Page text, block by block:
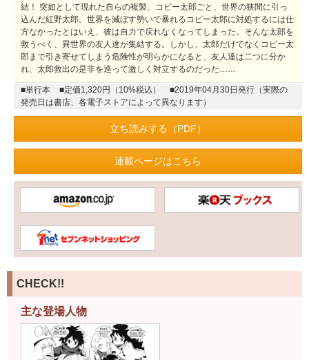
結！ 突如として現れた自らの複製、コピー太郎ごと、世界の狭間に引っ
込んだ紅野太郎。世界を滅ぼす勢いで暴れるコピー太郎に対処するには仕
方なかったとはいえ、彼は自力で戻れなくなってしまった。そんな太郎を
救うべく、異世界の友人達が集結する。しかし、太郎だけでなくコピー太
郎まで引き寄せてしまう危険性が明らかになると、友人達は二つに分か
れ、太郎救出の是非を巡って激しく対立するのだった……
■単行本 ■定価1,320円（10%税込）
■2019年04月30日発行（実際の
発売日は書店、各電子ストアによって異なります）
立ち読みする（PDF）
連載ページはこちら
CHECK!!
主な登場人物